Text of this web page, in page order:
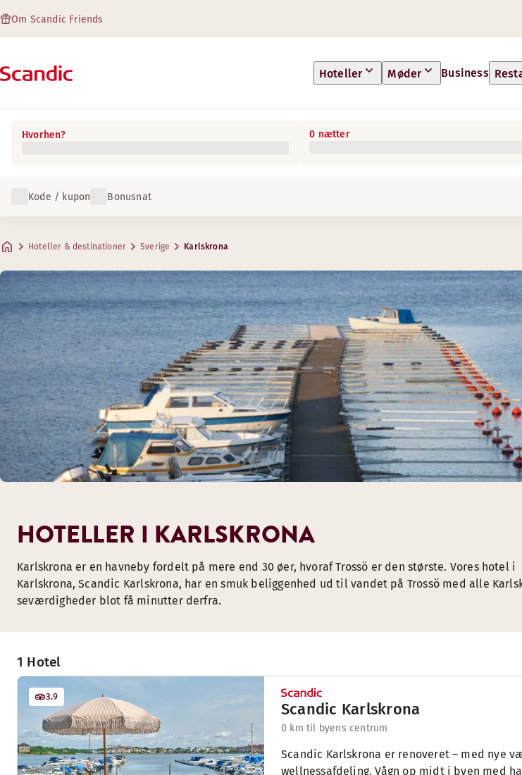
Om Scandic Friends
Hoteller Møder Business
Hvorhen? 0 nætter
Kode / kupon Bonusnat
Hoteller & destinationer Sverige Karlskrona
1 Hotel
3.9
Scandic Karlskrona
0 km til byens centrum
Scandic Karlskrona er renoveret – med nye
wellnessafdeling. Vågn op midt i byen med
HOTELLER I KARLSKRONA
Karlskrona er en havneby fordelt på mere end 30 øer, hvoraf Trossö er den største. Vores hotel i
Karlskrona, Scandic Karlskrona, har en smuk beliggenhed ud til vandet på Trossö med alle
seværdigheder blot få minutter derfra.